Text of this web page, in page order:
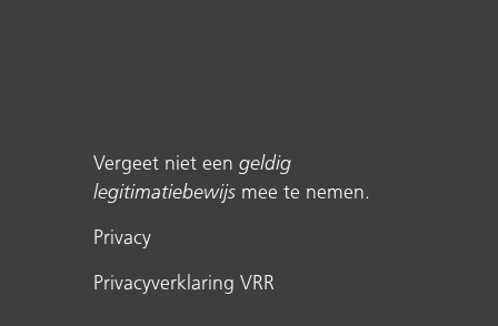
Vergeet niet een geldig
legitimatiebewijs mee te nemen.
Privacy
Privacyverklaring VRR